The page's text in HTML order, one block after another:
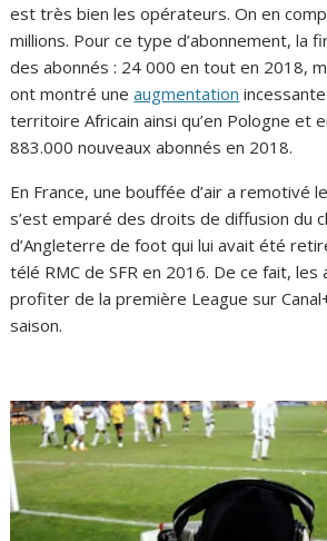
est très bien les opérateurs. On en
millions. Pour ce type d’abonnement, la
des abonnés : 24 000 en tout en 2018,
ont montré uneaugmentation
territoire Africain ainsi qu’en Pologne et
883.000 nouveaux abonnés en 2018.
En France, une bouffée d’air a remotivé
s’est emparé des droits de diffusion du
d’Angleterre de foot qui lui avait été
télé RMC de SFR en 2016. De ce fait,
profiter de la première League sur
saison.